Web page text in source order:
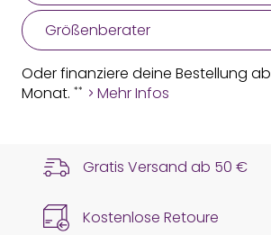
Größenberater
Oder finanziere deine Bestellung ab
Monat. ** Mehr Infos
Gratis Versand ab 50 €
Kostenlose Retoure